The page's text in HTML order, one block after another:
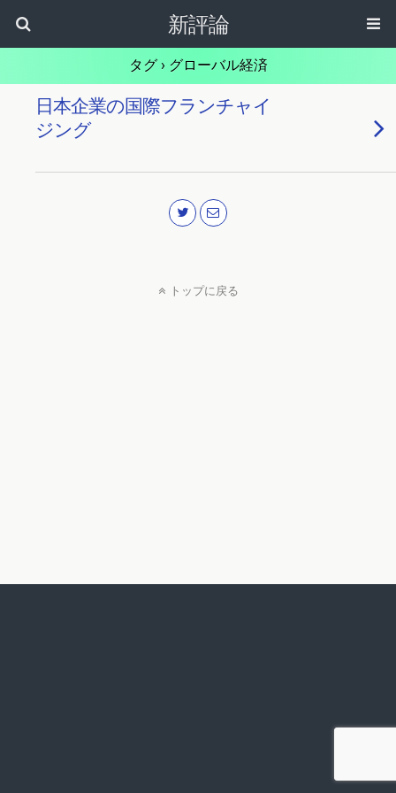
新評論
タグ › グローバル経済
日本企業の国際フランチャイ
ジング
トップに戻る